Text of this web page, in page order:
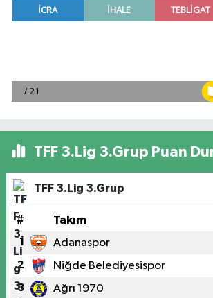
TFF 3.Lig 3.Grup Puan
TFF 3.Lig 3.Grup
# Takım
1 Adanaspor
2 Niğde Belediyesispor
3 Ağrı 1970